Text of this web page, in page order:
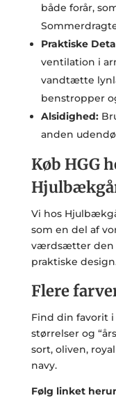
både forår,
Praktiske
ventilation i
vandtætte
benstropper
Alsidighed:
anden
Køb HGG
Vi hos
som en del af
værdsætter den
praktiske
Flere
Find din favorit i
størrelser og
sort, oliven,
navy.
Følg linket